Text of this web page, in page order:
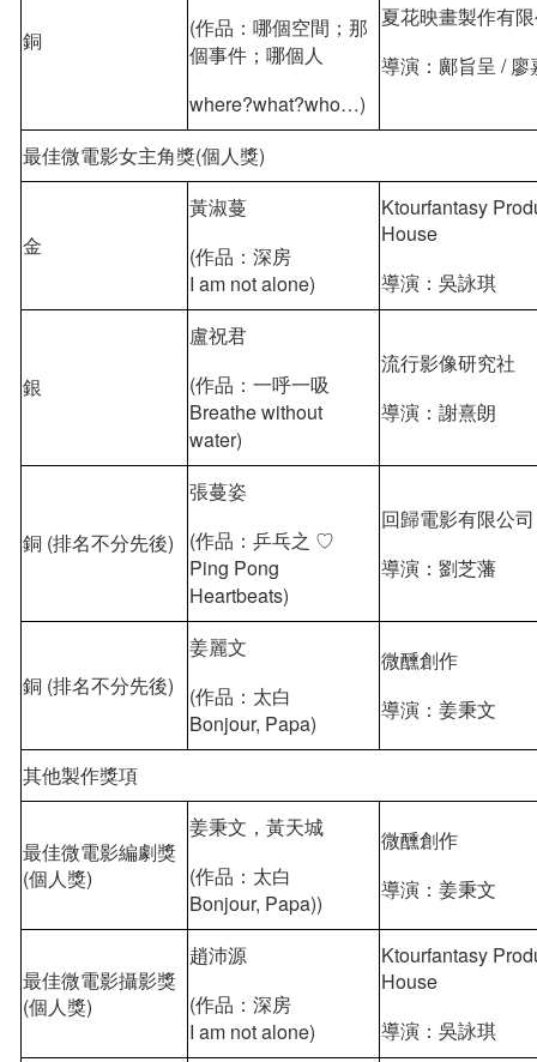
銅
(作品：哪個空間；那
個事件；哪個人
where?what?who…)
夏花映畫製作有
導演：鄺旨呈 / 廖
最佳微電影女主角獎(個人獎)
金
黃淑蔓
(作品：深房
I am not alone)
Ktourfantasy
House
導演：吳詠琪
銀
盧祝君
(作品：一呼一吸
Breathe without
water)
流行影像研究社
導演：謝熹朗
銅 (排名不分先後)
張蔓姿
(作品：乒乓之 ♡
Ping Pong
Heartbeats)
回歸電影有限公司
導演：劉芝藩
銅 (排名不分先後)
姜麗文
(作品：太⽩
Bonjour, Papa)
微醺創作
導演：姜秉文
其他製作獎項
最佳微電影編劇獎
(個人獎)
姜秉⽂，黃天城
(作品：太⽩
Bonjour, Papa))
微醺創作
導演：姜秉文
最佳微電影攝影獎
(個人獎)
趙沛源
(作品：深房
I am not alone)
Ktourfantasy
House
導演：吳詠琪